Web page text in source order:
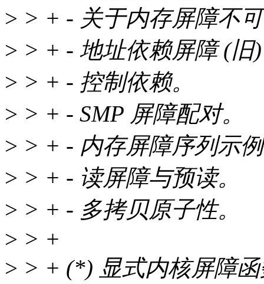
> > + - 关于内存屏障不
> > + - 地址依赖屏障 (旧
> > + - 控制依赖。
> > + - SMP 屏障配对。
> > + - 内存屏障序列示
> > + - 读屏障与预读。
> > + - 多拷贝原子性。
> > +
> > + (*) 显式内核屏障